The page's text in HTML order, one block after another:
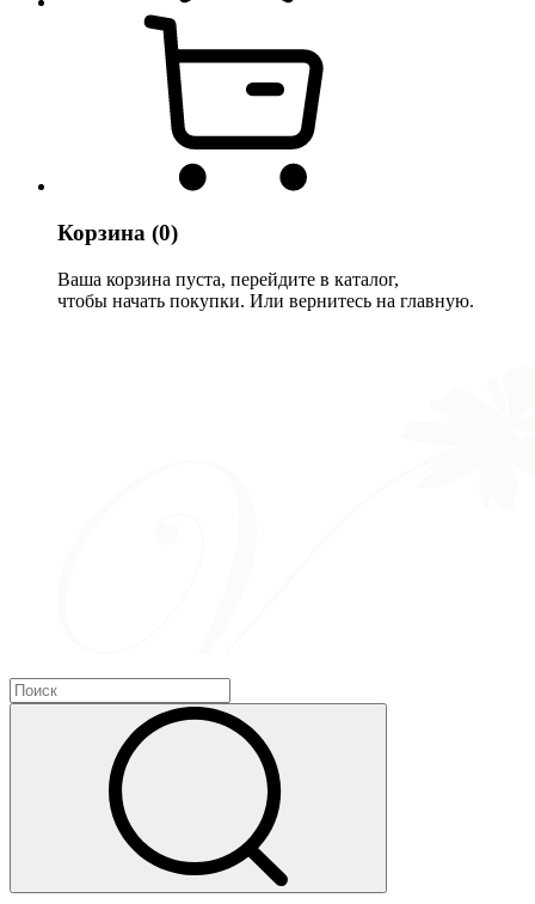
Корзина (0)
Ваша корзина пуста, перейдите в каталог,
чтобы начать покупки. Или вернитесь на главную.